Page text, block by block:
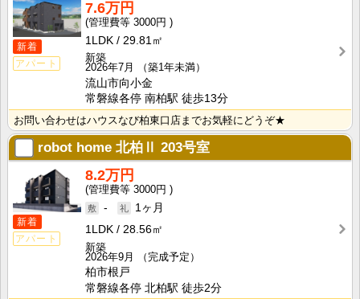
新着
アパート
7.6万円
3000円
1LDK
29.81㎡
新築
2026年7月
（築1年未満）
流山市向小金
常磐線各停 南柏駅 徒歩13分
お問い合わせはハウスなび柏東口店までお気軽にどうぞ★
robot home 北柏Ⅱ 203号室
新着
アパート
8.2万円
3000円
-
1ヶ月
1LDK
28.56㎡
新築
2026年9月
（完成予定）
柏市根戸
常磐線各停 北柏駅 徒歩2分